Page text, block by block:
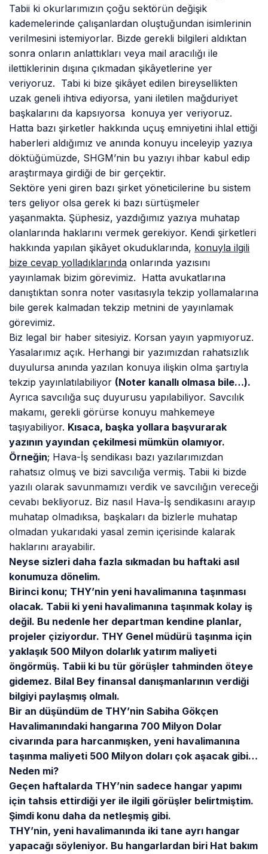
Tabii ki okurlarımızın çoğu sektörün değişik
kademelerinde çalışanlardan oluştuğundan isimlerinin
verilmesini istemiyorlar. Bizde gerekli bilgileri aldıktan
sonra onların anlattıkları veya mail aracılığı ile
ilettiklerinin dışına çıkmadan şikâyetlerine yer
veriyoruz. Tabi ki bize şikâyet edilen bireysellikten
uzak geneli ihtiva ediyorsa, yani iletilen mağduriyet
başkalarını da kapsıyorsa konuya yer veriyoruz.
Hatta bazı şirketler hakkında uçuş emniyetini ihlal ettiği
haberleri aldığımız ve anında konuyu inceleyip yazıya
döktüğümüzde, SHGM’nin bu yazıyı ihbar kabul edip
araştırmaya girdiği de bir gerçektir.
Sektöre yeni giren bazı şirket yöneticilerine bu sistem
ters geliyor olsa gerek ki bazı sürtüşmeler
yaşanmakta. Şüphesiz, yazdığımız yazıya muhatap
olanlarında haklarını vermek gerekiyor. Kendi şirketleri
hakkında yapılan şikâyet okuduklarında, konuyla ilgili
bize cevap yolladıklarında onlarında yazısını
yayınlamak bizim görevimiz. Hatta avukatlarına
danıştıktan sonra noter vasıtasıyla tekzip yollamalarına
bile gerek kalmadan tekzip metnini de yayınlamak
görevimiz.
Biz legal bir haber sitesiyiz. Korsan yayın yapmıyoruz.
Yasalarımız açık. Herhangi bir yazımızdan rahatsızlık
duyulursa anında yazılan konuya ilişkin olma şartıyla
tekzip yayınlatılabiliyor (Noter kanallı olmasa bile…).
Ayrıca savcılığa suç duyurusu yapılabiliyor. Savcılık
makamı, gerekli görürse konuyu mahkemeye
taşıyabiliyor. Kısaca, başka yollara başvurarak
yazının yayından çekilmesi mümkün olamıyor.
Örneğin; Hava-İş sendikası bazı yazılarımızdan
rahatsız olmuş ve bizi savcılığa vermiş. Tabii ki bizde
yazılı olarak savunmamızı verdik ve savcılığın vereceği
cevabı bekliyoruz. Biz nasıl Hava-İş sendikasını arayıp
muhatap olmadıksa, başkaları da bizlerle muhatap
olmadan yukarıdaki yasal zemin içerisinde kalarak
haklarını arayabilir.
Neyse sizleri daha fazla sıkmadan bu haftaki asıl
konumuza dönelim.
Birinci konu; THY’nin yeni havalimanına taşınması
olacak. Tabii ki yeni havalimanına taşınmak kolay iş
değil. Bu nedenle her departman kendine planlar,
projeler çiziyordur. THY Genel müdürü taşınma için
yaklaşık 500 Milyon dolarlık yatırım maliyeti
öngörmüş. Tabii ki bu tür görüşler tahminden öteye
gidemez. Bilal Bey finansal danışmanlarının verdiği
bilgiyi paylaşmış olmalı.
Bir an düşündüm de THY’nin Sabiha Gökçen
Havalimanındaki hangarına 700 Milyon Dolar
civarında para harcanmışken, yeni havalimanına
taşınma maliyeti 500 Milyon doları çok aşacak gibi…
Neden mi?
Geçen haftalarda THY’nin sadece hangar yapımı
için tahsis ettirdiği yer ile ilgili görüşler belirtmiştim.
Şimdi konu daha da netleşmiş gibi.
THY’nin, yeni havalimanında iki tane ayrı hangar
yapacağı söyleniyor. Bu hangarlardan biri Hat bakım